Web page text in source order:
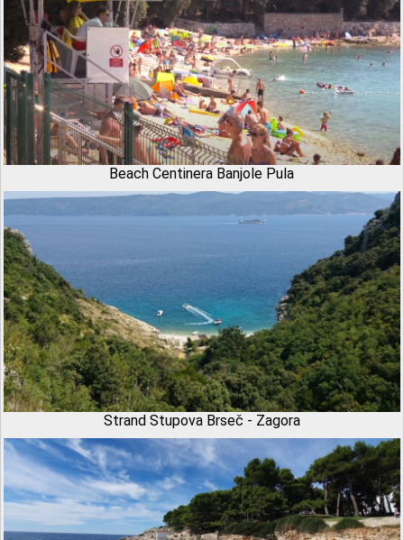
Beach Centinera Banjole Pula
Strand Stupova Brseč - Zagora